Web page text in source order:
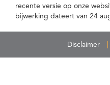
recente versie op onze
bijwerking dateert van 24
Disclaimer